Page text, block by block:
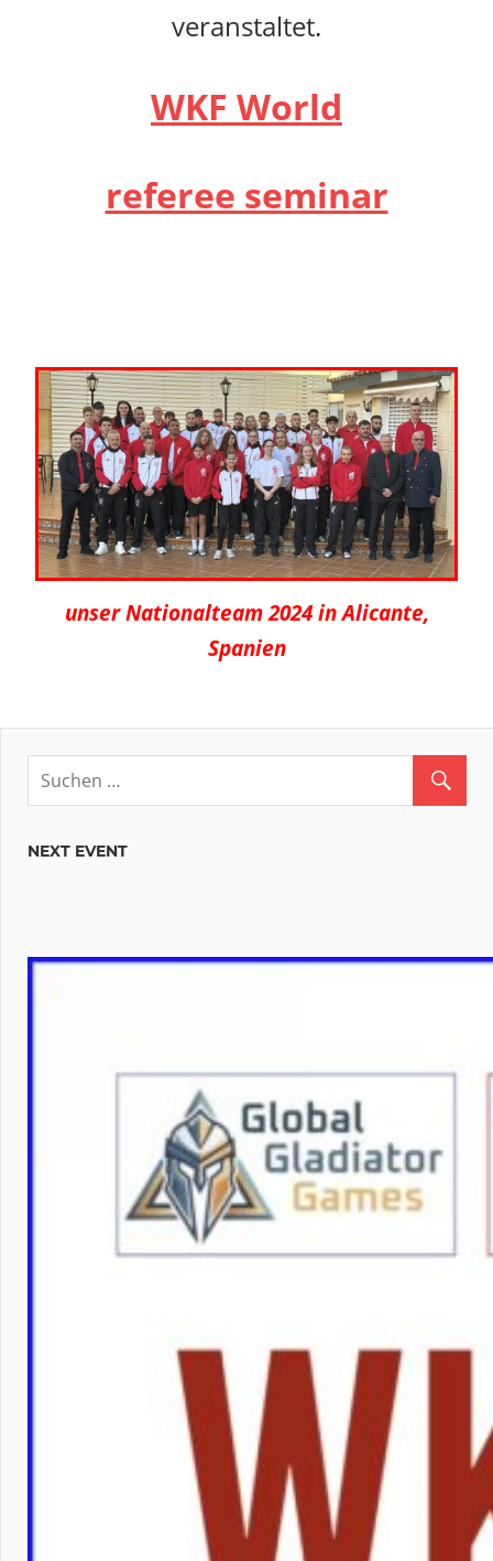
veranstaltet.
WKF World
referee seminar
unser Nationalteam 2024 in Alicante,
Spanien
NEXT EVENT